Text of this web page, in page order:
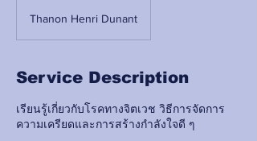
Thanon Henri Dunant
Service Description
เรียนรู้เกี่ยวกับโรคทางจิตเวช วิธีการจัดการ
ความเครียดและการสร้างกำลังใจดี ๆ